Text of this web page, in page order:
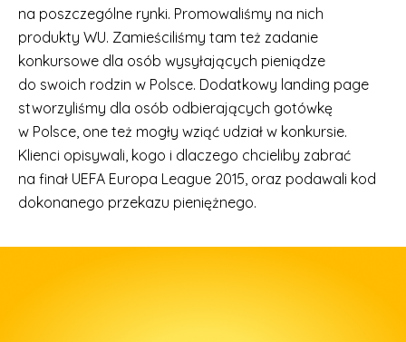
na poszczególne rynki. Promowaliśmy na nich
produkty WU. Zamieściliśmy tam też zadanie
konkursowe dla osób wysyłających pieniądze
do swoich rodzin w Polsce. Dodatkowy landing page
stworzyliśmy dla osób odbierających gotówkę
w Polsce, one też mogły wziąć udział w konkursie.
Klienci opisywali, kogo i dlaczego chcieliby zabrać
na finał UEFA Europa League 2015, oraz podawali kod
dokonanego przekazu pieniężnego.